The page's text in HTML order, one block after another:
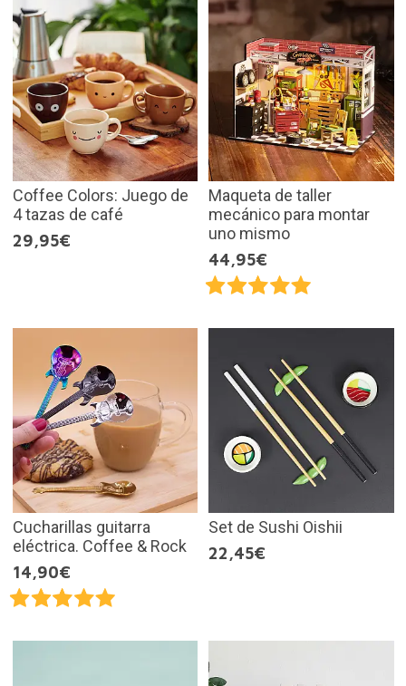
Coffee Colors: Juego de
4 tazas de café
29,95€
Maqueta de taller
mecánico para montar
uno mismo
44,95€
Cucharillas guitarra
eléctrica. Coffee & Rock
14,90€
Set de Sushi Oishii
22,45€